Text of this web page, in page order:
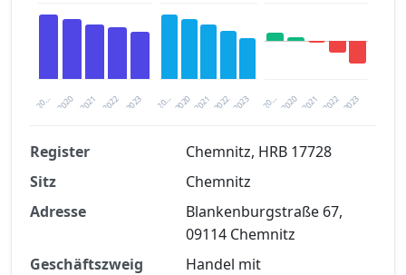
20… 2021 2023
2020 2022 20… 2021 2023
2020 2022 20… 2021 2023
2020 2022
Finanzkennzahlen nach kostenloser
Registrierung verfügbar
Jetzt kostenlos registrieren
Register
Chemnitz, HRB 17728
Sitz
Chemnitz
Adresse
Blankenburgstraße 67,
09114 Chemnitz
Geschäftszweig
Handel mit